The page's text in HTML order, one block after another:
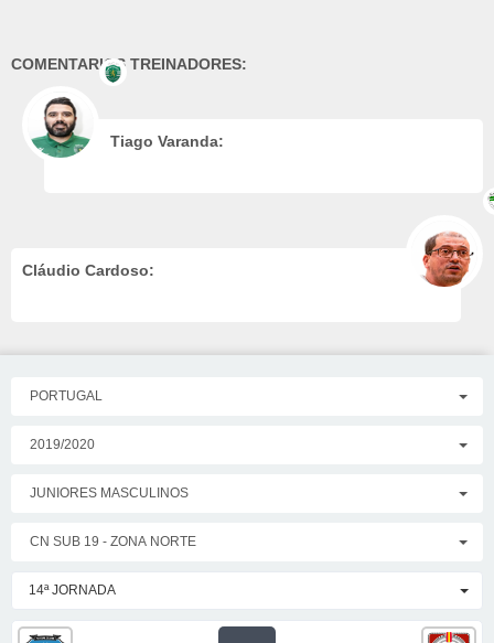
COMENTARIOS TREINADORES:
Tiago Varanda:
Cláudio Cardoso:
PORTUGAL
2019/2020
JUNIORES MASCULINOS
CN SUB 19 - ZONA NORTE
14ª JORNADA